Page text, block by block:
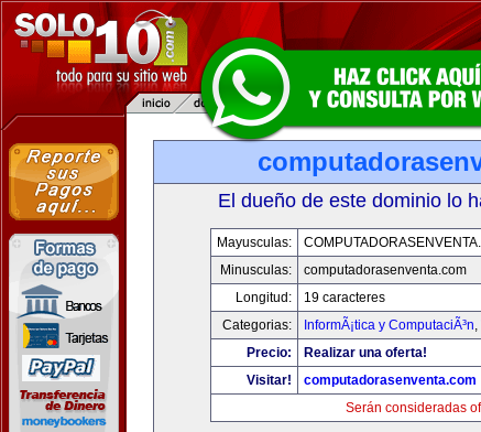
El dueño de este dominio lo
Mayusculas:
Minusculas:
computadorasenventa.com
Longitud:
19 caracteres
Categorias:
InformÃ¡tica y ComputaciÃ³n,
Precio:
Realizar una oferta!
Visitar!
computadorasenventa.com
Serán consideradas